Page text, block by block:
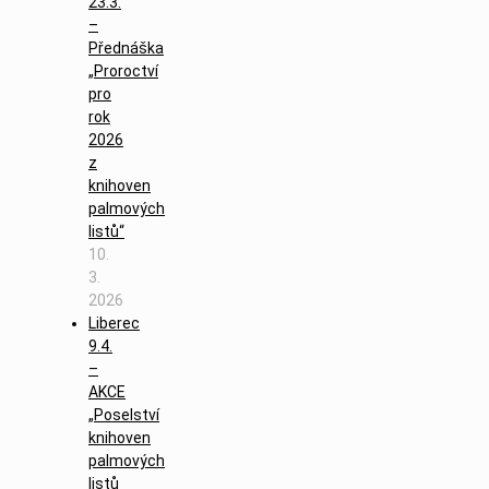
–
Přednáška
„Proroctví
pro
rok
2026
z
knihoven
palmových
listů“
10.
3.
2026
Liberec
9.4.
–
AKCE
„Poselství
knihoven
palmových
listů